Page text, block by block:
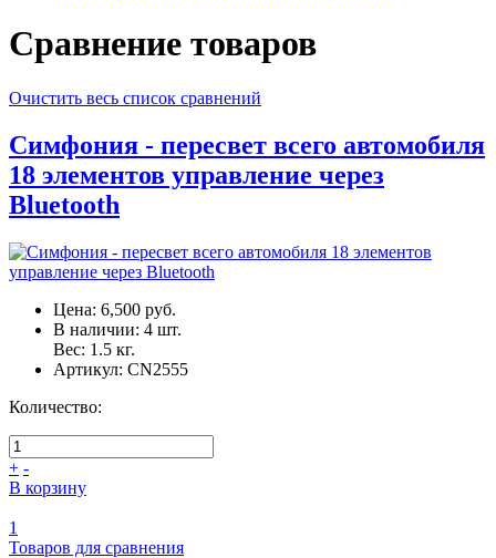
Сравнение товаров
Очистить весь список сравнений
Симфония - пересвет всего автомобиля
18 элементов управление через
Bluetooth
Цена: 6,500 руб.
В наличии: 4 шт.
Вес: 1.5 кг.
Артикул: CN2555
Количество:
+ -
В корзину
1
Товаров для сравнения